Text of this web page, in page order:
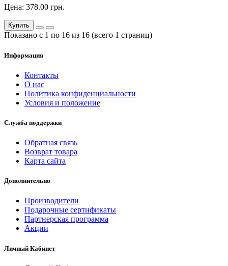
Цена: 378.00 грн.
Купить
Показано с 1 по 16 из 16 (всего 1 страниц)
Информация
Контакты
О нас
Политика конфиденциальности
Условия и положение
Служба поддержки
Обратная связь
Возврат товара
Карта сайта
Дополнительно
Производители
Подарочные сертификаты
Партнерская программа
Акции
Личный Кабинет